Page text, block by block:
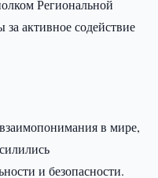
Региональной
за активное содействие
в мире,
и безопасности.